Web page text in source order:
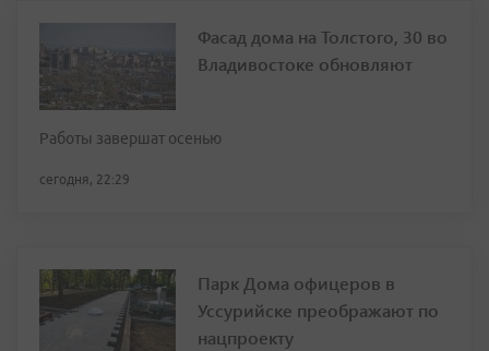
Фасад дома на Толстого, 30 во
Владивостоке обновляют
Работы завершат осенью
сегодня, 22:29
Парк Дома офицеров в
Уссурийске преображают по
нацпроекту